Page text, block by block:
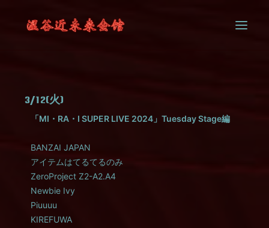
CONTACT3/12(火)
「MI・RA・I SUPER LIVE 2024」Tuesday Stage編
BANZAI JAPAN
アイテムはてるてるのみ
ZeroProject Z2-A2.A4
Newbie Ivy
Piuuuu
KIREFUWA